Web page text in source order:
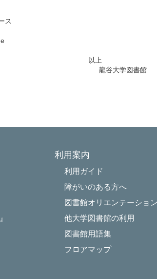
ス
図書館
利用案内
利用ガイド
障がいのある方へ
図書館オリエンテーショ
他大学図書館の利用
図書館用語集
フロアマップ